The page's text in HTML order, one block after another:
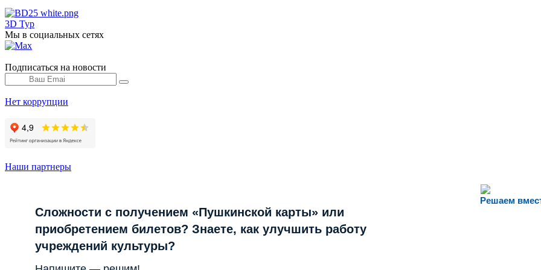
3D Тур
Мы в социальных сетях
Подписаться на новости
Нет коррупции
Наши партнеры
Решаем
Сложности с получением «Пушкинской карты» или
приобретением билетов? Знаете, как улучшить работу
учреждений культуры?